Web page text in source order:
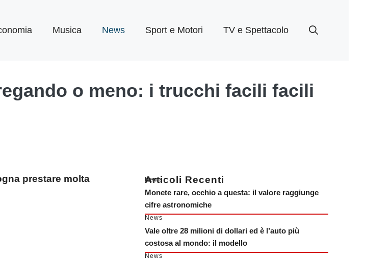
Musica News Sport e Motori TV e Spettacolo
o meno: i trucchi facili facili
prestare molta
Articoli Recenti
News
Monete rare, occhio a questa: il valore raggiunge
cifre astronomiche
News
Vale oltre 28 milioni di dollari ed è l’auto più
costosa al mondo: il modello
News